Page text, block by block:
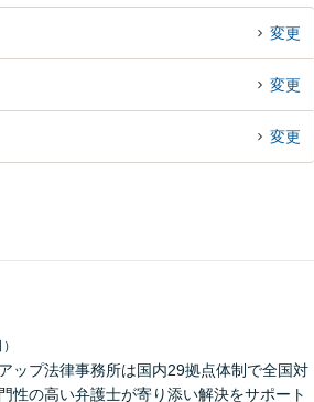
変更
変更
変更
ップ法律事務所は国内29拠点体制で全国対
性の高い弁護士が寄り添い解決をサポート